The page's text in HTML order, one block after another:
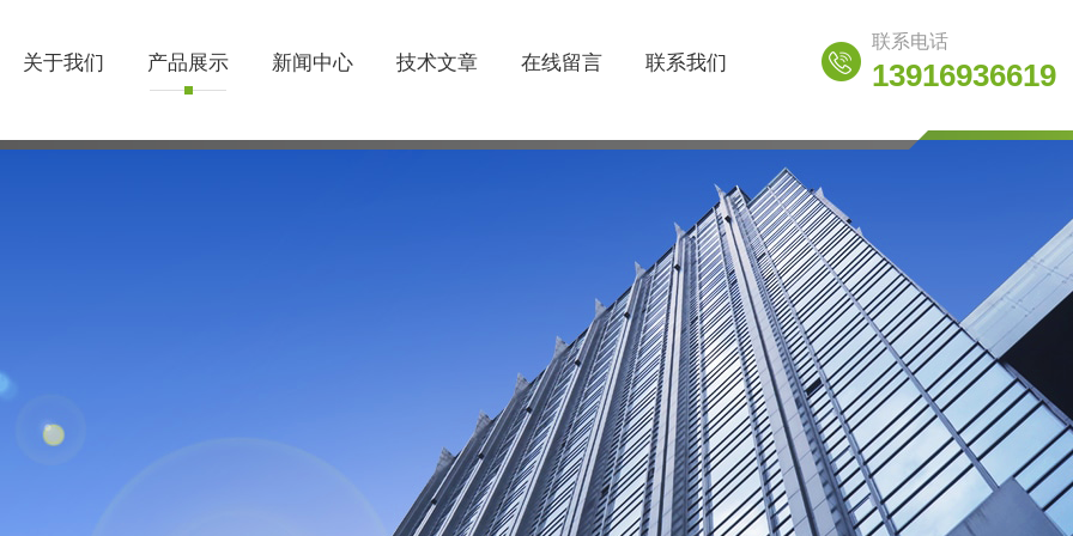
关于我们 产品展示 新闻中心 技术文章 在线留言 联系我们
联系电话
13916936619